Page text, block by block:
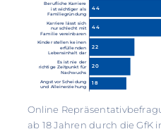
Berufliche Karriere
ist wichtiger als
Familiegründung
44
Karriere lässt sich
nur schlecht mit
Familie vereinbaren
44
Kinder stellen keinen
erfüllenden
Lebensinhalt dar
22
Es ist nie der
richtige Zeitpunkt für
Nachwuchs
20
Angst vor Scheidung
und Alleinerziehung
18
Online
ab 18 Jahren durch die GfK